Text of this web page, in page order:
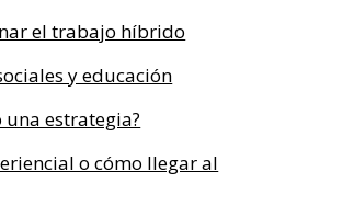
el trabajo híbrido
y educación
una estrategia?
o cómo llegar al